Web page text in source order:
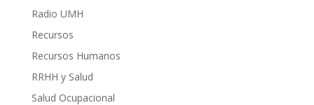
Radio UMH
Recursos
Recursos Humanos
RRHH y Salud
Salud Ocupacional